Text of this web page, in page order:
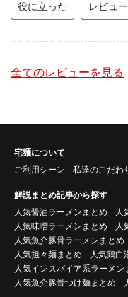
役に立った レビュ
全てのレビューを見る
宅麺について
ご利用シーン
私達のこだわ
解説まとめ記事から探す
人気醤油ラーメンまとめ
人
人気味噌ラーメンまとめ
人
人気魚介豚骨ラーメンまとめ
人気担々麺まとめ
人気鶏白
人気インスパイア系ラーメン
人気魚介豚骨つけ麺まとめ